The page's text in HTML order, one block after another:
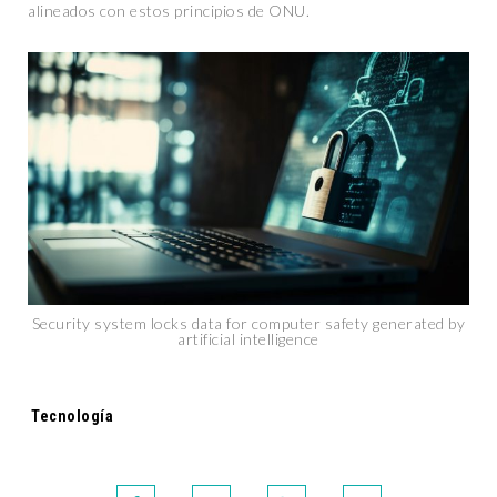
alineados con estos principios de ONU.
Security system locks data for computer safety generated by
artificial intelligence
Tags:
Tecnología